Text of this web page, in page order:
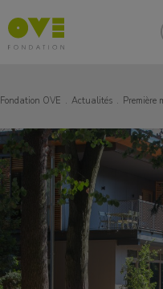
Fondation OVE Actualités Première